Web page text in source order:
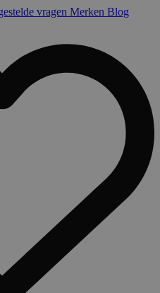
vragen Merken Blog